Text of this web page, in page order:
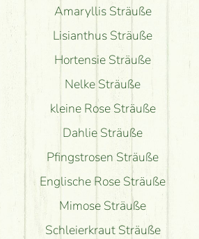
Amaryllis Sträuße
Lisianthus Sträuße
Hortensie Sträuße
Nelke Sträuße
kleine Rose Sträuße
Dahlie Sträuße
Pfingstrosen Sträuße
Englische Rose Sträuße
Mimose Sträuße
Schleierkraut Sträuße